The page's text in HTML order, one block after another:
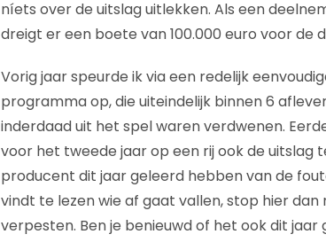
níets over de uitslag uitlekken. Als een
dreigt er een boete van 100.000 euro voor de
Vorig jaar speurde ik via een redelijk
programma op, die uiteindelijk binnen 6
inderdaad uit het spel waren verdwenen.
voor het tweede jaar op een rij ook de uitslag
producent dit jaar geleerd hebben van de
vindt te lezen wie af gaat vallen, stop hier
verpesten. Ben je benieuwd of het ook dit